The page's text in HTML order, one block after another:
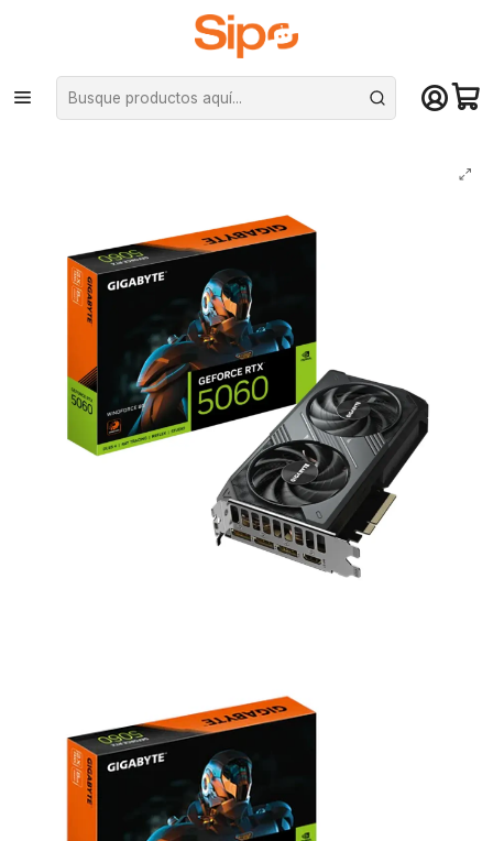
¡Compra hasta mediodía y recibe hoy! De lunes a sábado en el gran
Santiago. Envío gratis desde $29.990
Inicio Componentes PC Tarjeta de vídeo Nvidia GeForce
Tarjeta de Video Gigabyte RTX 5060 WINDFORCE 8G GDDR7 PciE-5